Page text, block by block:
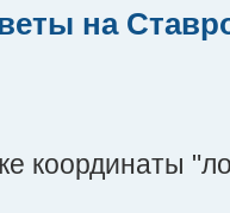
на
координаты